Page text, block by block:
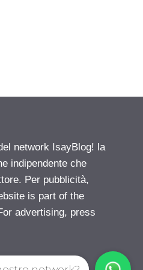
network IsayBlog! la
indipendente che
Per pubblicità,
is part of the
advertising, press